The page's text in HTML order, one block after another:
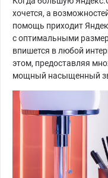
хочется, а
помощь приходит
с оптимальными
впишется в любой
этом, предоставляя
мощный насыщенный